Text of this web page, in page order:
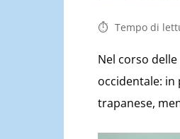
Tempo di
Nel corso
occidentale:
trapanese,